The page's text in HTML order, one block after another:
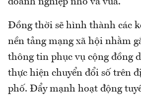
Đồng thời sẽ hình thành các
nền tảng mạng xã hội nhằm
thông tin phục vụ cộng đồng
thực hiện chuyển đổi số trên
phố. Đẩy mạnh hoạt động